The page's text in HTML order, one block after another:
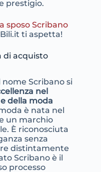
prestigio.
sposo Scribano
ti aspetta!
di acquisto
nome Scribano si
nel
della moda
è nata nel
un marchio
È riconosciuta
senza
distintamente
Scribano è il
processo